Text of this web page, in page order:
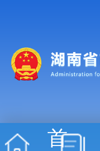
首